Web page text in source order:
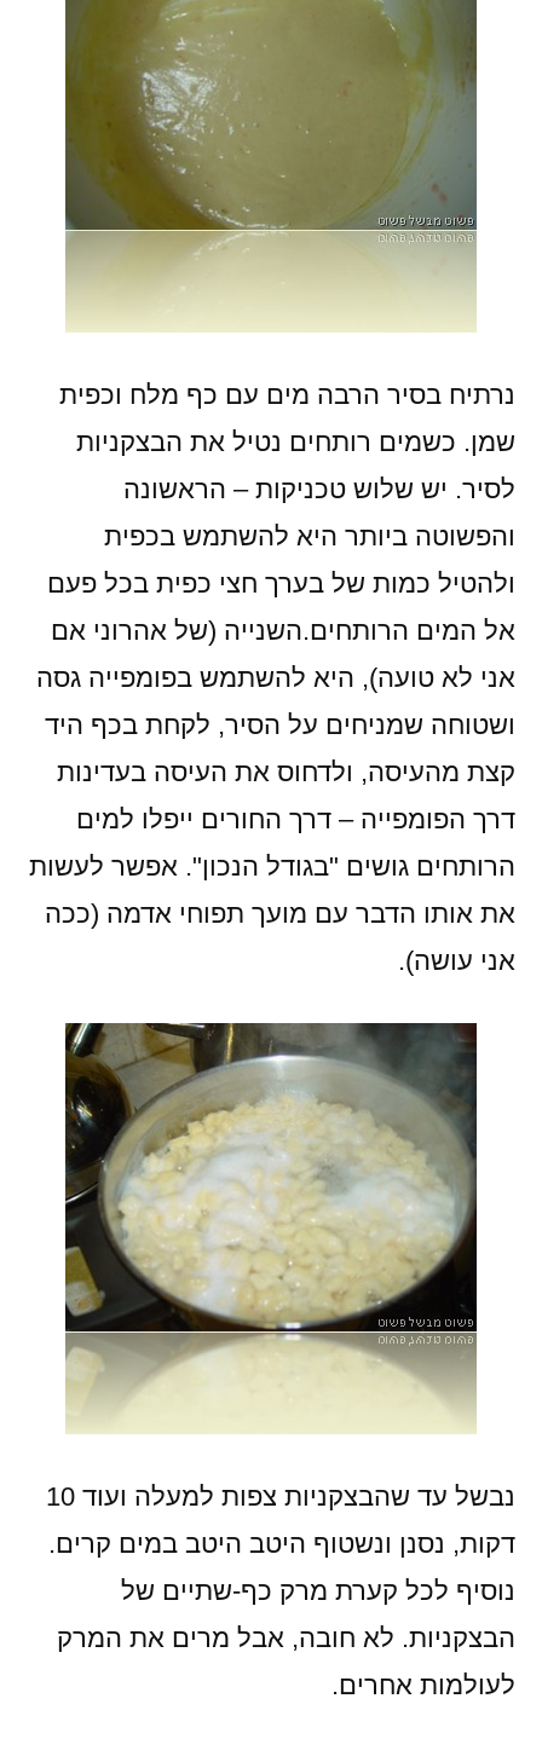
נרתיח בסיר הרבה מים עם כף מלח וכפית
שמן. כשמים רותחים נטיל את הבצקניות
לסיר. יש שלוש טכניקות – הראשונה
והפשוטה ביותר היא להשתמש בכפית
ולהטיל כמות של בערך חצי כפית בכל פעם
אל המים הרותחים.השנייה (של אהרוני אם
אני לא טועה), היא להשתמש בפומפייה גסה
ושטוחה שמניחים על הסיר, לקחת בכף היד
קצת מהעיסה, ולדחוס את העיסה בעדינות
דרך הפומפייה – דרך החורים ייפלו למים
הרותחים גושים "בגודל הנכון". אפשר לעשות
את אותו הדבר עם מועך תפוחי אדמה (ככה
אני עושה).
נבשל עד שהבצקניות צפות למעלה ועוד 10
דקות, נסנן ונשטוף היטב היטב במים קרים.
נוסיף לכל קערת מרק כף-שתיים של
הבצקניות. לא חובה, אבל מרים את המרק
לעולמות אחרים.